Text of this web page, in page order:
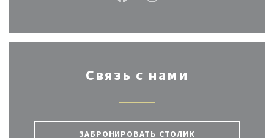
Facebook ((открывается в
Instagram ((открывается
Связь с нами
ЗАБРОНИРОВАТЬ СТОЛИК